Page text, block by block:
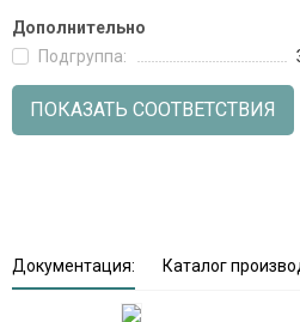
Дополнительно
Подгруппа:
ПОКАЗАТЬ СООТВЕТСТВИЯ
Документация: Каталог